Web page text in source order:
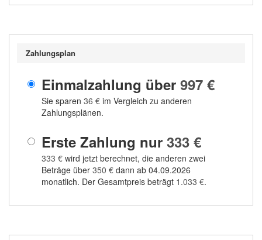
Zahlungsplan
Einmalzahlung über997 €
Sie sparen36 € im Vergleich zu anderen
Zahlungsplänen.
Erste Zahlung nur333 €
333 € wird jetzt berechnet, die anderen zwei
Beträge über350 € dann ab 04.09.2026
monatlich. Der Gesamtpreis beträgt 1.033 €.